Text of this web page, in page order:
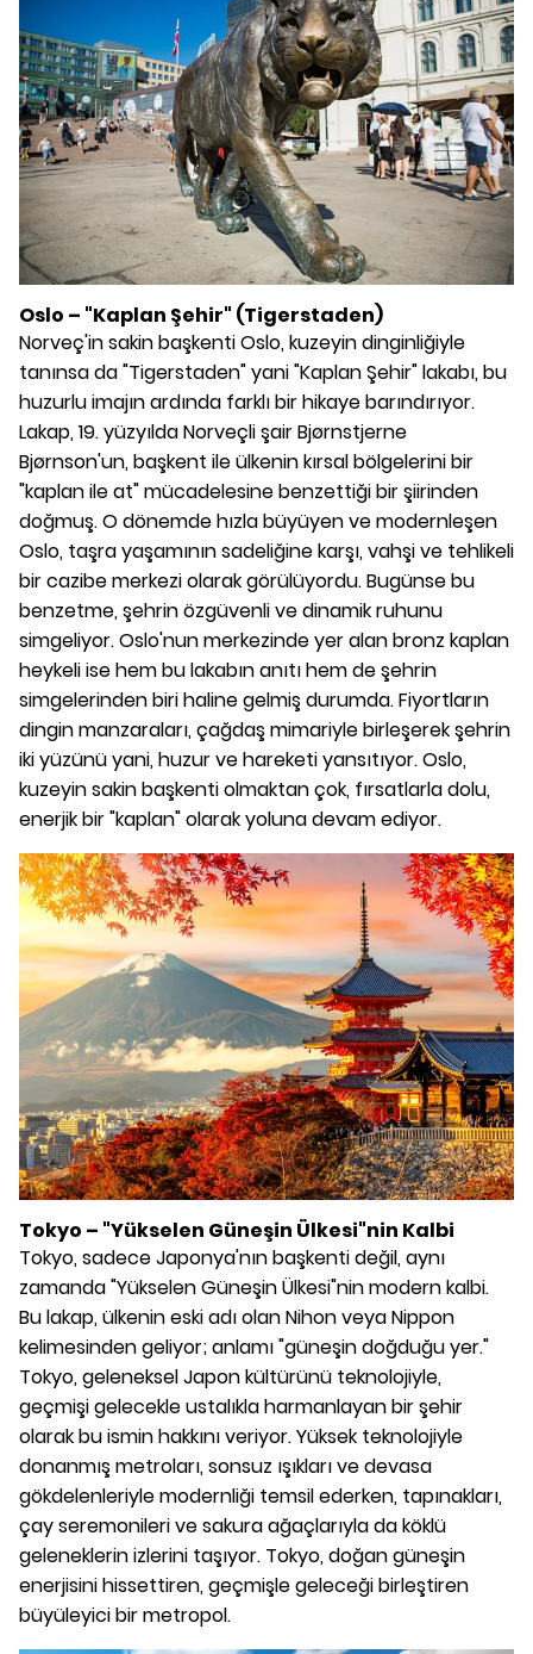
Oslo – "Kaplan Şehir" (Tigerstaden)
Norveç'in sakin başkenti Oslo, kuzeyin dinginliğiyle
tanınsa da "Tigerstaden" yani "Kaplan Şehir" lakabı, bu
huzurlu imajın ardında farklı bir hikaye barındırıyor.
Lakap, 19. yüzyılda Norveçli şair Bjørnstjerne
Bjørnson'un, başkent ile ülkenin kırsal bölgelerini bir
"kaplan ile at" mücadelesine benzettiği bir şiirinden
doğmuş. O dönemde hızla büyüyen ve modernleşen
Oslo, taşra yaşamının sadeliğine karşı, vahşi ve tehlikeli
bir cazibe merkezi olarak görülüyordu. Bugünse bu
benzetme, şehrin özgüvenli ve dinamik ruhunu
simgeliyor. Oslo'nun merkezinde yer alan bronz kaplan
heykeli ise hem bu lakabın anıtı hem de şehrin
simgelerinden biri haline gelmiş durumda. Fiyortların
dingin manzaraları, çağdaş mimariyle birleşerek şehrin
iki yüzünü yani, huzur ve hareketi yansıtıyor. Oslo,
kuzeyin sakin başkenti olmaktan çok, fırsatlarla dolu,
enerjik bir "kaplan" olarak yoluna devam ediyor.
Tokyo – "Yükselen Güneşin Ülkesi"nin Kalbi
Tokyo, sadece Japonya'nın başkenti değil, aynı
zamanda "Yükselen Güneşin Ülkesi"nin modern kalbi.
Bu lakap, ülkenin eski adı olan Nihon veya Nippon
kelimesinden geliyor; anlamı "güneşin doğduğu yer."
Tokyo, geleneksel Japon kültürünü teknolojiyle,
geçmişi gelecekle ustalıkla harmanlayan bir şehir
olarak bu ismin hakkını veriyor. Yüksek teknolojiyle
donanmış metroları, sonsuz ışıkları ve devasa
gökdelenleriyle modernliği temsil ederken, tapınakları,
çay seremonileri ve sakura ağaçlarıyla da köklü
geleneklerin izlerini taşıyor. Tokyo, doğan güneşin
enerjisini hissettiren, geçmişle geleceği birleştiren
büyüleyici bir metropol.